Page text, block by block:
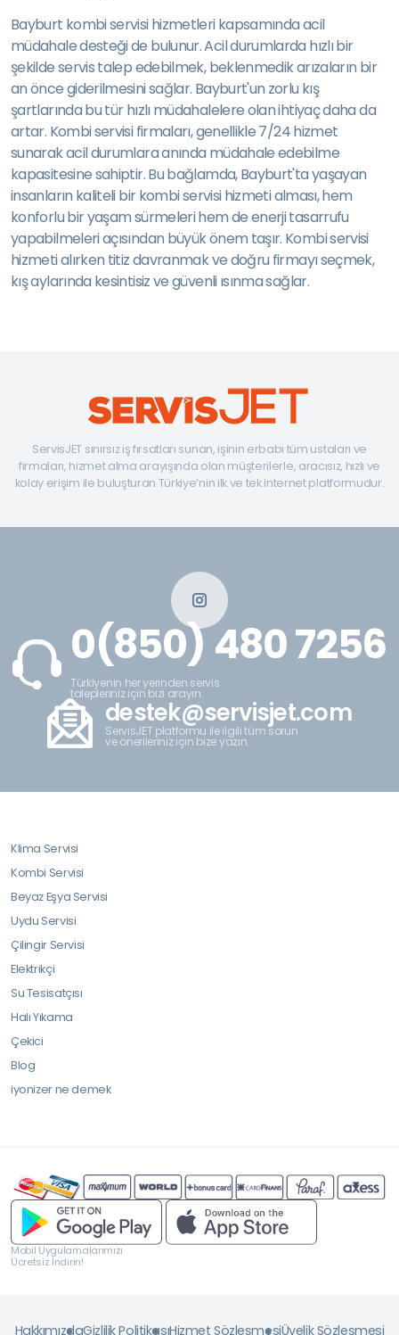
Bayburt kombi servisi hizmetleri kapsamında acil
müdahale desteği de bulunur. Acil durumlarda hızlı bir
şekilde servis talep edebilmek, beklenmedik arızaların bir
an önce giderilmesini sağlar. Bayburt'un zorlu kış
şartlarında bu tür hızlı müdahalelere olan ihtiyaç daha da
artar. Kombi servisi firmaları, genellikle 7/24 hizmet
sunarak acil durumlara anında müdahale edebilme
kapasitesine sahiptir. Bu bağlamda, Bayburt'ta yaşayan
insanların kaliteli bir kombi servisi hizmeti alması, hem
konforlu bir yaşam sürmeleri hem de enerji tasarrufu
yapabilmeleri açısından büyük önem taşır. Kombi servisi
hizmeti alırken titiz davranmak ve doğru firmayı seçmek,
kış aylarında kesintisiz ve güvenli ısınma sağlar.
ServisJET sınırsız iş fırsatları sunan, işinin erbabı tüm ustaları ve
firmaları, hizmet alma arayışında olan müşterilerle, aracısız, hızlı ve
kolay erişim ile buluşturan Türkiye’nin ilk ve tek internet platformudur.
0(850) 480 7256
Türkiyenin her yerinden servis
talepleriniz için bizi arayın.
destek@servisjet.com
ServisJET platformu ile ilgili tüm sorun
ve önerileriniz için bize yazın.
Klima Servisi
Kombi Servisi
Beyaz Eşya Servisi
Uydu Servisi
Çilingir Servisi
Elektrikçi
Su Tesisatçısı
Halı Yıkama
Çekici
Blog
iyonizer ne demek
Mobil Uygulamalarımızı
Ücretsiz İndirin!
HakkımızdaGizlilik PolitikasıHizmet SözleşmesiÜyelik Sözleşmesi